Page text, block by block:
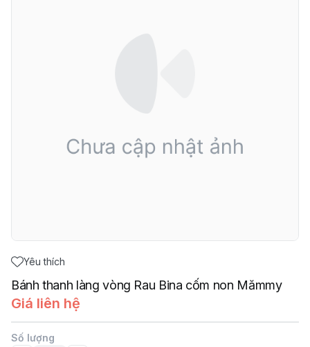
Yêu thích
Bánh thanh làng vòng Rau Bina cốm non Mămmy
Giá liên hệ
Số lượng